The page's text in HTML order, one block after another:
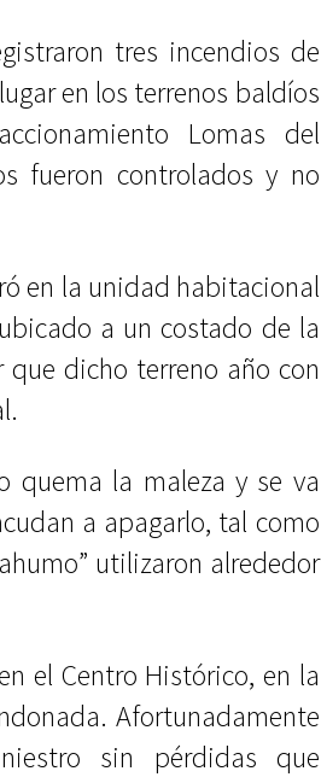
tres incendios de
en los terrenos baldíos
Lomas del
fueron controlados y no
en la unidad habitacional
a un costado de la
dicho terreno año con
quema la maleza y se va
a apagarlo, tal como
utilizaron alrededor
el Centro Histórico, en la
Afortunadamente
sin pérdidas que